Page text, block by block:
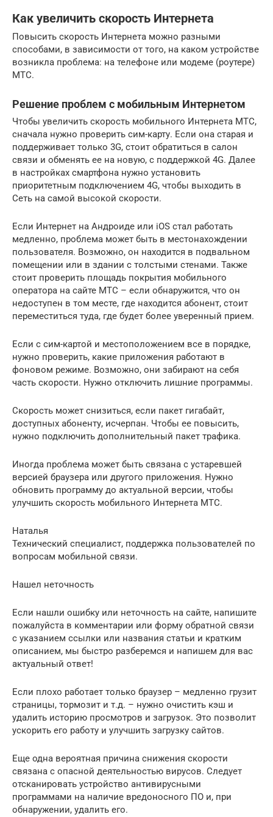
Как увеличить скорость Интернета
Повысить скорость Интернета можно разными
способами, в зависимости от того, на каком устройстве
возникла проблема: на телефоне или модеме (роутере)
МТС.
Решение проблем с мобильным Интернетом
Чтобы увеличить скорость мобильного Интернета МТС,
сначала нужно проверить сим-карту. Если она старая и
поддерживает только 3G, стоит обратиться в салон
связи и обменять ее на новую, с поддержкой 4G. Далее
в настройках смартфона нужно установить
приоритетным подключением 4G, чтобы выходить в
Сеть на самой высокой скорости.
Если Интернет на Андроиде или iOS стал работать
медленно, проблема может быть в местонахождении
пользователя. Возможно, он находится в подвальном
помещении или в здании с толстыми стенами. Также
стоит проверить площадь покрытия мобильного
оператора на сайте МТС – если обнаружится, что он
недоступен в том месте, где находится абонент, стоит
переместиться туда, где будет более уверенный прием.
Если с сим-картой и местоположением все в порядке,
нужно проверить, какие приложения работают в
фоновом режиме. Возможно, они забирают на себя
часть скорости. Нужно отключить лишние программы.
Скорость может снизиться, если пакет гигабайт,
доступных абоненту, исчерпан. Чтобы ее повысить,
нужно подключить дополнительный пакет трафика.
Иногда проблема может быть связана с устаревшей
версией браузера или другого приложения. Нужно
обновить программу до актуальной версии, чтобы
улучшить скорость мобильного Интернета МТС.
Наталья
Технический специалист, поддержка пользователей по
вопросам мобильной связи.
Нашел неточность
Если нашли ошибку или неточность на сайте, напишите
пожалуйста в комментарии или форму обратной связи
с указанием ссылки или названия статьи и кратким
описанием, мы быстро разберемся и напишем для вас
актуальный ответ!
Если плохо работает только браузер – медленно грузит
страницы, тормозит и т.д. – нужно очистить кэш и
удалить историю просмотров и загрузок. Это позволит
ускорить его работу и улучшить загрузку сайтов.
Еще одна вероятная причина снижения скорости
связана с опасной деятельностью вирусов. Следует
отсканировать устройство антивирусными
программами на наличие вредоносного ПО и, при
обнаружении, удалить его.